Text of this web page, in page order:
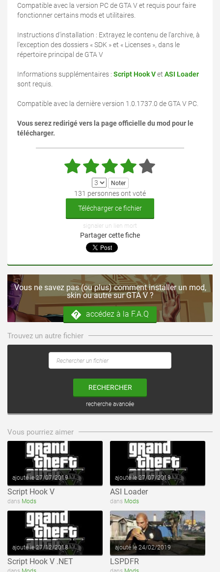
Compatible avec la version PC de GTA V et requis pour faire
fonctionner certains mods et utilitaires.
Instructions d'installation : Extrayez le contenu de l'archive, à
l'exception des dossiers « SDK » et « Licenses », dans le
répertoire principal de GTA V
Informations supplémentaires : Script Hook Vet ASI Loader
sont requis.
Compatible avec la dernière version 1.0.1737.0 de GTA V PC.
Vous serez redirigé vers la page officielle du mod pour le
télécharger.
131 personnes ont voté
Télécharger ce fichier
signaler un lien mort
Partager cette fiche
Vous ne savez pas (ou plus) comment installer un mod,
skin ou autre sur GTA V ?
accédez à la F.A.Q
Trouvez un autre fichier
RECHERCHER
recherche avancée
Vous pourriez aimer
ajouté le 27/07/2019
Script Hook V
dans Mods
ajouté le 27/07/2019
ASI Loader
dans Mods
voir ce fichier
ajouté le 27/12/2018
Script Hook V .NET
voir ce fichier
ajouté le 24/02/2019
LSPDFR